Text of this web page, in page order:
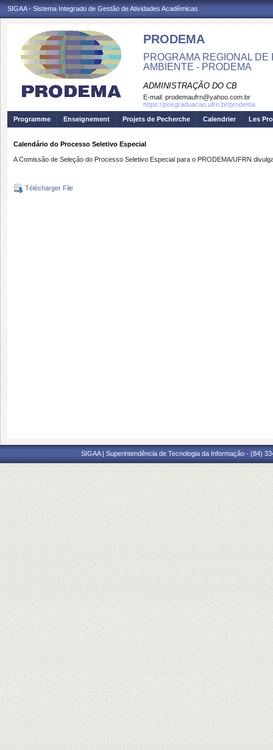
SIGAA - Sistema Integrado de Gestão de Atividades Acadêmicas
PRODEMA
PROGRAMA REGIONAL
AMBIENTE - PRODEMA
ADMINISTRAÇÃO DO CB
E-mail: prodemaufrn@yahoo.com.br
https://posgraduacao.ufrn.br/prodema
Programme
Enseignement Projets de Pecherche Calendrier Les
Calendário do Processo Seletivo Especial
A Comissão de Seleção do Processo Seletivo Especial para o PRODEMA/UFRN
Télécharger File
SIGAA | Superintendência de Tecnologia da Informação - (84)